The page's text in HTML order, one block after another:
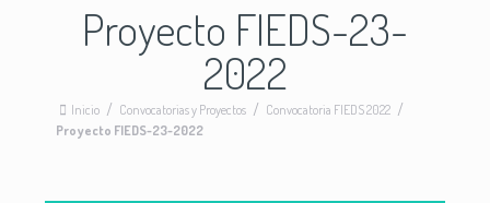
Proyecto FIEDS-23-
2022
Inicio / Convocatorias y Proyectos / Convocatoria FIEDS 2022 /
Proyecto FIEDS-23-2022